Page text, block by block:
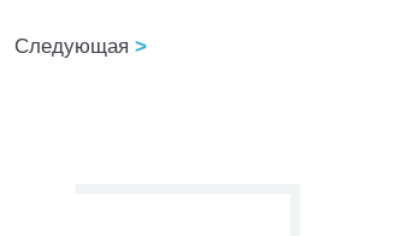
Следующая >